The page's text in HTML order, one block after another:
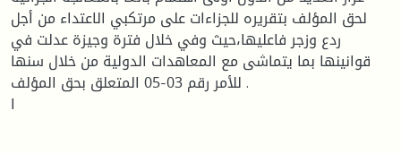
لحق المؤلف بتقريره للجزاءات على مرتكبي الاعتداء من أجل
ردع وزجر فاعليها،حيث وفي خلال فترة وجيزة عدلت في
قوانينها بما يتماشى مع المعاهدات الدولية من خلال سنها
للأمر رقم 03-05 المتعلق بحق المؤلف .
ا